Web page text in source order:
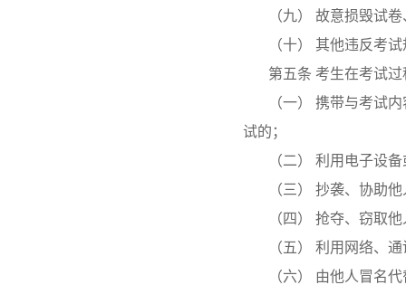
（九） 故意损毁试
（十） 其他违反考
第五条 考生在考试
（一） 携带与考试
试的；
（二） 利用电子设
（三） 抄袭、协助
（四） 抢夺、窃取
（五） 利用网络、
（六） 由他人冒名